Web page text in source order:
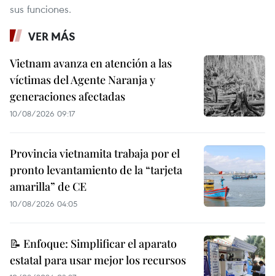
sus funciones.
VER MÁS
Vietnam avanza en atención a las
víctimas del Agente Naranja y
generaciones afectadas
10/08/2026 09:17
Provincia vietnamita trabaja por el
pronto levantamiento de la “tarjeta
amarilla” de CE
10/08/2026 04:05
📝 Enfoque: Simplificar el aparato
estatal para usar mejor los recursos